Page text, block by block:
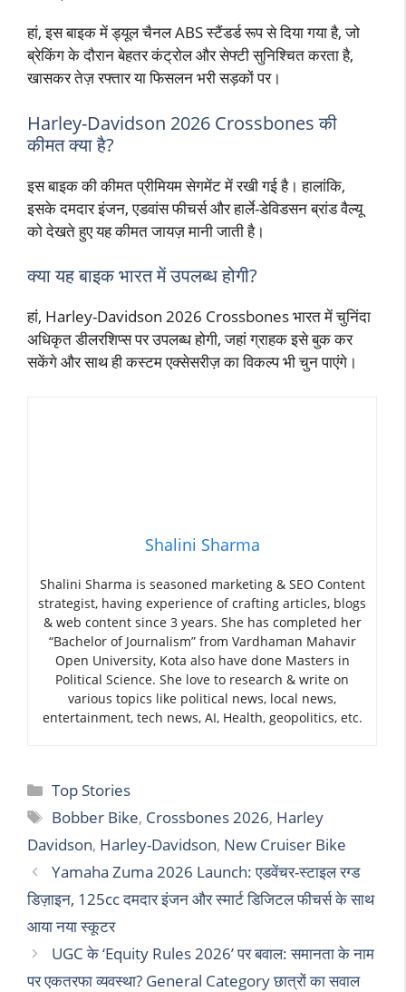
हां, इस बाइक में ड्यूल चैनल ABS स्टैंडर्ड रूप से दिया गया है, जो
ब्रेकिंग के दौरान बेहतर कंट्रोल और सेफ्टी सुनिश्चित करता है,
खासकर तेज़ रफ्तार या फिसलन भरी सड़कों पर।
Harley-Davidson 2026 Crossbones की
कीमत क्या है?
इस बाइक की कीमत प्रीमियम सेगमेंट में रखी गई है। हालांकि,
इसके दमदार इंजन, एडवांस फीचर्स और हार्ले-डेविडसन ब्रांड वैल्यू
को देखते हुए यह कीमत जायज़ मानी जाती है।
क्या यह बाइक भारत में उपलब्ध होगी?
हां, Harley-Davidson 2026 Crossbones भारत में चुनिंदा
अधिकृत डीलरशिप्स पर उपलब्ध होगी, जहां ग्राहक इसे बुक कर
सकेंगे और साथ ही कस्टम एक्सेसरीज़ का विकल्प भी चुन पाएंगे।
Shalini Sharma
Shalini Sharma is seasoned marketing & SEO Content
strategist, having experience of crafting articles, blogs
& web content since 3 years. She has completed her
“Bachelor of Journalism” from Vardhaman Mahavir
Open University, Kota also have done Masters in
Political Science. She love to research & write on
various topics like political news, local news,
entertainment, tech news, AI, Health, geopolitics, etc.
Categories
Top Stories
Tags
Bobber Bike, Crossbones 2026, Harley
Davidson, Harley-Davidson, New Cruiser Bike
Yamaha Zuma 2026 Launch: एडवेंचर-स्टाइल रग्ड
डिज़ाइन, 125cc दमदार इंजन और स्मार्ट डिजिटल फीचर्स के साथ
आया नया स्कूटर
UGC के ‘Equity Rules 2026’ पर बवाल: समानता के नाम
पर एकतरफा व्यवस्था? General Category छात्रों का सवाल